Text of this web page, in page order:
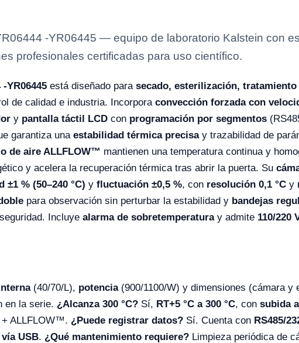
-YR06445 — equipo de laboratorio Kalstein con
profesionales certificadas para uso científico.
YR06445 está diseñado para secado, esterilización,
de calidad e industria. Incorpora convección forzada con
y pantalla táctil LCD con programación por segmentos
garantiza una estabilidad térmica precisay trazabilidad de
de aire ALLFLOW™ mantienen una temperatura continua y
y acelera la recuperación térmica tras abrir la puerta. Su
±1 % (50–240 °C) y fluctuación ±0,5 %, con resolución 0,1 °C y
para observación sin perturbar la estabilidad y bandejas
Incluye alarma de sobretemperaturay admite 110/220
(40/70/L), potencia(900/1100/W) y dimensiones (cámara y
en la serie. ¿Alcanza 300 °C? Sí, RT+5 °C a 300 °C, con subida
ALLFLOW™. ¿Puede registrar datos? Sí. Cuenta con RS485/
USB. ¿Qué mantenimiento requiere? Limpieza periódica de